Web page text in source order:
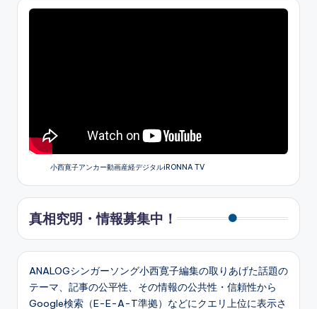
小西寛子アンカー動画産経デジタルiRONNA TV
真相究明・情報募集中！
ANALOGシンガーソング小西寛子編集の取りあげた話題の
テーマ、記事の公平性、その情報の公共性・信頼性から
Google検索（E-E-A-T準拠）などにクエリ上位に表示さ